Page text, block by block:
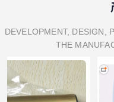
DEVELOPMENT, DESIGN,
THE